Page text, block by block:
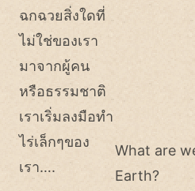
ฉกฉวยสิ่งใดที่
ไม่ใช่ของเรา
มาจากผู้คน
หรือธรรมชาติ
เราเริ่มลงมือทำ
ไร่เล็กๆของ
เรา….
What are
Earth?